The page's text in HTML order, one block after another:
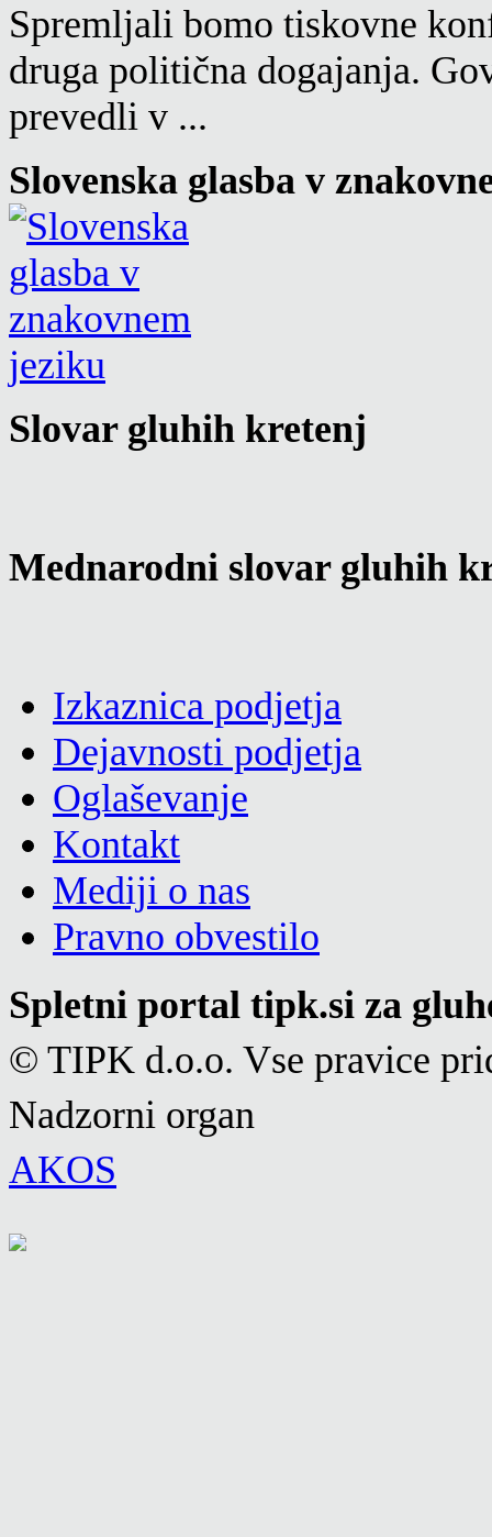
Spremljali bomo tiskovne
druga politična dogajanja.
prevedli v ...
Slovenska glasba v
Slovar gluhih kretenj
Mednarodni slovar gluhih
Izkaznica podjetja
Dejavnosti podjetja
Oglaševanje
Kontakt
Mediji o nas
Pravno obvestilo
Spletni portal tipk.si za
© TIPK d.o.o. Vse pravice
Nadzorni organ
AKOS